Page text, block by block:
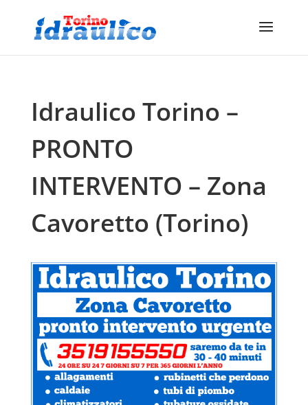
Idraulico Torino –
PRONTO
INTERVENTO – Zona
Cavoretto (Torino)